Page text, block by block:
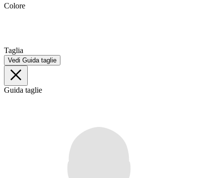
Colore
Taglia
Vedi Guida taglie
Guida taglie